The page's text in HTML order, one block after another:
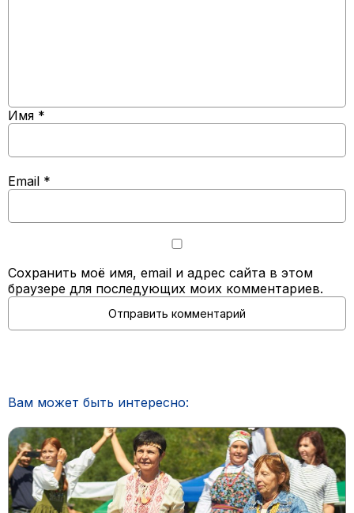
Имя *
Email *
Сохранить моё имя, email и адрес сайта в этом
браузере для последующих моих комментариев.
Вам может быть интересно: